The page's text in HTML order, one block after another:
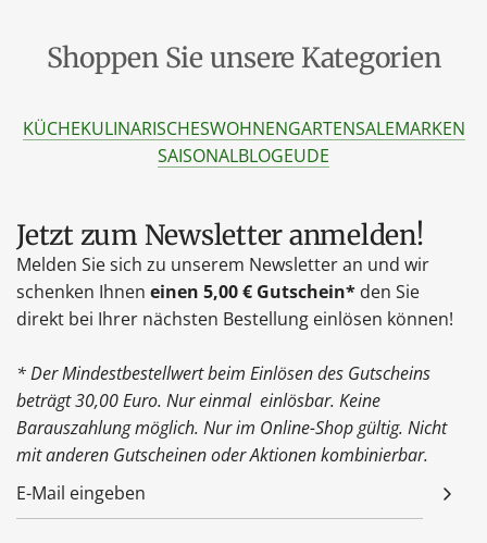
Shoppen Sie unsere Kategorien
KÜCHEKULINARISCHESWOHNENGARTENSALEMARKEN
SAISONALBLOGEUDE
Jetzt zum Newsletter anmelden!
Melden Sie sich zu unserem Newsletter an und wir
schenken Ihnen einen 5,00 € Gutschein* den Sie
direkt bei Ihrer nächsten Bestellung einlösen können!
* Der Mindestbestellwert beim Einlösen des Gutscheins
beträgt 30,00 Euro. Nur einmal einlösbar. Keine
Barauszahlung möglich. Nur im Online-Shop gültig. Nicht
mit anderen Gutscheinen oder Aktionen kombinierbar.